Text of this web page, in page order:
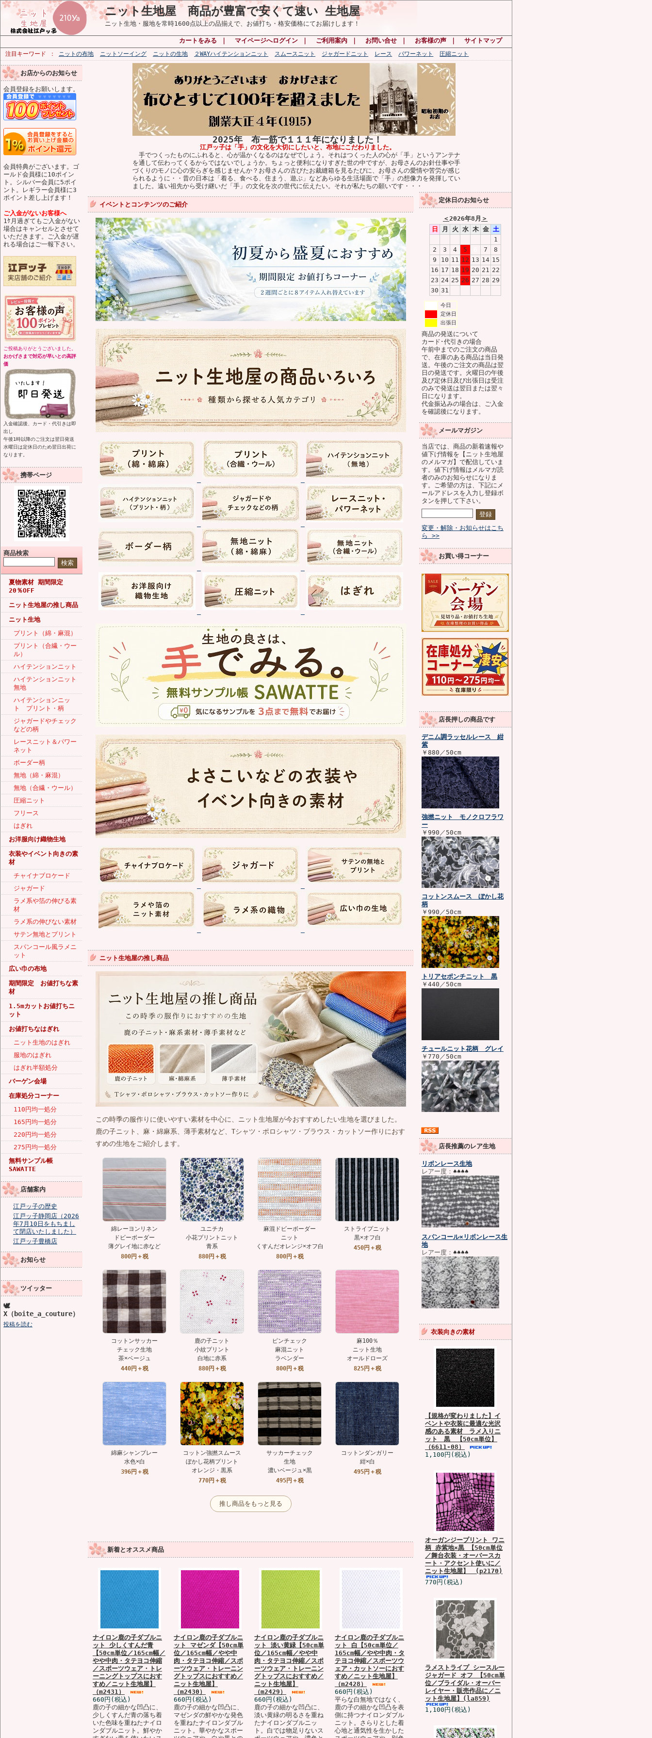
ニット生地屋 商品が豊富で安くて速い 生地屋
ニット生地・服地を常時1600点以上の品揃えで、お値打ち・格安価格にてお届けします！
カートをみる マイページへログイン ご利用案内 お問い合せ お客様の声 サイトマップ
注目キーワード ニットの布地 ニットソーイング ニットの生地 ２WAYハイテンションニット スムースニット ジャガードニット レース パワーネット 圧縮ニット
お店からのお知らせ
会員登録をお願いします。
会員特典がございます。ゴ
ールド会員様に10ポイン
ト。シルバー会員に5ポイ
ント。レギラー会員様に3
ポイント差し上げます！
ご入金がないお客様へ
1ｹ月過ぎてもご入金がない
場合はキャンセルとさせて
いただきます。ご入金が遅
れる場合はご一報下さい。
ご投稿ありがとうございました。
おかげさまで対応が早いとの高評
価
入金確認後、カード・代引きは即
出し
午後1時以降のご注文は翌日発送
水曜日は定休日のため翌日出荷に
なります。
携帯ページ
商品検索
夏物素材 期間限定
20％OFF
ニット生地屋の推し商品
ニット生地
プリント（綿・麻混）
プリント（合繊・ウー
ル）
ハイテンションニット
ハイテンションニット
無地
ハイテンションニッ
ト プリント・柄
ジャガードやチェック
などの柄
レースニット＆パワー
ネット
ボーダー柄
無地（綿・麻混）
無地（合繊・ウール）
圧縮ニット
フリース
はぎれ
お洋服向け織物生地
衣装やイベント向きの素
材
チャイナブロケード
ジャガード
ラメ系や箔の伸びる素
材
ラメ系の伸びない素材
サテン無地とプリント
スパンコール風ラメニ
ット
広い巾の布地
期間限定 お値打ちな素
材
1.5mカットお値打ちニ
ット
お値打ちなはぎれ
ニット生地のはぎれ
服地のはぎれ
はぎれ半額処分
バーゲン会場
在庫処分コーナー
110円均一処分
165円均一処分
220円均一処分
275円均一処分
無料サンプル帳
SAWATTE
店舗案内
江戸ッ子の歴史
江戸ッ子静岡店（2026
年7月10日をもちまし
て閉店いたしました）
江戸ッ子豊橋店
お知らせ
ツイッター
🕊️
X（boite_a_couture）
投稿を読む
2025年 布一筋で１１１年になりました！
江戸ッ子は「手」の文化を大切にしたいと、布地にこだわりました。
手でつくったものにふれると、心が温かくなるのはなぜでしょう。それはつくった人の心が「手」というアンテナ
を通して伝わってくるからではないでしょうか。ちょっと便利になりすぎた世の中ですが、お母さんのお針仕事や手
づくりのモノに心の安らぎを感じませんか？お母さんの古びたお裁縫箱を見るたびに、お母さんの愛情や苦労が感じ
られるように・・昔の日本は「着る、食べる、住まう、遊ぶ」などあらゆる生活場面で「手」の想像力を発揮してい
ました。遠い祖先から受け継いだ「手」の文化を次の世代に伝えたい。それが私たちの願いです・・・
イベントとコンテンツのご紹介
ニット生地屋の推し商品
この時季の服作りに使いやすい素材を中心に、ニット生地屋が今おすすめしたい生地を選びました。
鹿の子ニット、麻・綿麻系、薄手素材など、Tシャツ・ポロシャツ・ブラウス・カットソー作りにおす
すめの生地をご紹介します。
綿レーヨンリネン
ドビーボーダー
薄グレイ地に赤など
800円＋税
ユニチカ
小花プリントニット
青系
880円＋税
麻混ドビーボーダー
ニット
くすんだオレンジ×オフ白
800円＋税
ストライプニット
黒×オフ白
450円＋税
コットンサッカー
チェック生地
茶×ベージュ
440円＋税
鹿の子ニット
小紋プリント
白地に赤系
880円＋税
ピンチェック
麻混ニット
ラベンダー
800円＋税
麻100％
ニット生地
オールドローズ
825円＋税
綿麻シャンブレー
水色×白
396円＋税
コットン強撚スムース
ぼかし花柄プリント
オレンジ・黒系
770円＋税
サッカーチェック
生地
濃いベージュ×黒
495円＋税
コットンダンガリー
紺×白
495円＋税
推し商品をもっと見る
新着とオススメ商品
ナイロン鹿の子ダブルニ
ット 少しくすんだ青
【50cm単位／165cm幅／
やや中肉・タテヨコ伸縮
／スポーツウェア・トレ
ーニングトップスにおす
すめ／ニット生地屋】
（m2431）
660円(税込)
鹿の子の細かな凹凸に、
少しくすんだ青の落ち着
いた色味を重ねたナイロ
ンダブルニット。鮮やか
ナイロン鹿の子ダブルニ
ット マゼンダ【50cm単
位／165cm幅／やや中
肉・タテヨコ伸縮／スポ
ーツウェア・トレーニン
グトップスにおすすめ／
ニット生地屋】
（m2430）
660円(税込)
鹿の子の細かな凹凸に、
マゼンダの鮮やかな発色
を重ねたナイロンダブル
ニット。華やかなスポー
ナイロン鹿の子ダブルニ
ット 淡い黄緑【50cm単
位／165cm幅／やや中
肉・タテヨコ伸縮／スポ
ーツウェア・トレーニン
グトップスにおすすめ／
ニット生地屋】
（m2429）
660円(税込)
鹿の子の細かな凹凸に、
淡い黄緑の明るさを重ね
たナイロンダブルニッ
ト。白では物足りないス
ナイロン鹿の子ダブルニ
ット 白【50cm単位／
165cm幅／やや中肉・タ
テヨコ伸縮／スポーツウ
ェア・カットソーにおす
すめ／ニット生地屋】
（m2428）
660円(税込)
平らな白無地ではなく、
鹿の子の細かな凹凸を表
側に持つナイロンダブル
ニット。さらりとした着
心地と通気性を生かした
定休日のお知らせ
＜2026年8月 ＞
日
月 火 水 木 金 土
1
2
3 4 5 7
8
9
10 11 12 13 14 15
16 17 18 19 20 21 22
23 24 25 26 27 28 29
30 31
今日
定休日
出張日
商品の発送について
カード･代引きの場合
午前中までのご注文の商品
で、在庫のある商品は当日発
送。午後のご注文の商品は翌
日の発送です。火曜日の午後
及び定休日及び出張日は受注
のみで発送は翌日または翌々
日になります。
代金振込みの場合は、ご入金
を確認後になります。
メールマガジン
当店では、商品の新着速報や
値下げ情報を【ニット生地屋
のメルマガ】で配信していま
す。値下げ情報はメルマガ読
者のみのお知らせになりま
す。ご希望の方は、下記にメ
ールアドレスを入力し登録ボ
タンを押して下さい。
変更・解除・お知らせはこち
ら >>
お買い得コーナー
店長押しの商品です
デニム調ラッセルレース 紺
紫
￥880／50cm
強撚ニット モノクロフラワ
ー
￥990／50cm
コットンスムース ぼかし花
柄
￥990／50cm
トリアセポンチニット 黒
￥440／50cm
チュールニット花柄 グレイ
￥770／50cm
店長推薦のレア生地
リボンレース生地
レアー度： ♠♠♠♠
スパンコール×リボンレース生
地
レアー度： ♠♠♠♠
衣装向きの素材
【規格が変わりました】イ
ベントや衣装に最適な光沢
感のある素材 ラメ入りニ
ット 黒 【50cm単位】
（6611-08）
1,100円(税込)
オーガンジープリント ワニ
柄 赤紫地×黒 【50cm単位
／舞台衣装・オーバースカ
ート・アクセント使いに／
ニット生地屋】 (p2170)
770円(税込)
ラメストライプ シースルー
ジャガード オフ 【50cm単
位／ブライダル・オーバー
レイヤー・販売作品に／ニ
ット生地屋】(la859)
1,100円(税込)